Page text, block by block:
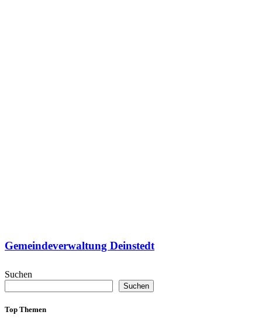
Gemeindeverwaltung Deinstedt
Suchen
Suchen
Top Themen